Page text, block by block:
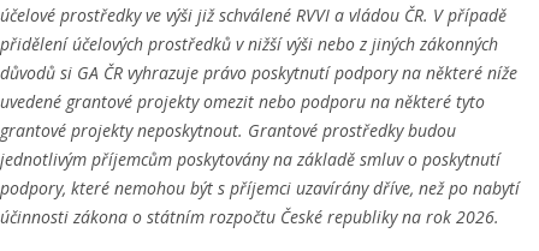
účelové prostředky ve výši již schválené RVVI a vládou ČR. V případě
přidělení účelových prostředků v nižší výši nebo z jiných zákonných
důvodů si GA ČR vyhrazuje právo poskytnutí podpory na některé níže
uvedené grantové projekty omezit nebo podporu na některé tyto
grantové projekty neposkytnout. Grantové prostředky budou
jednotlivým příjemcům poskytovány na základě smluv o poskytnutí
podpory, které nemohou být s příjemci uzavírány dříve, než po nabytí
účinnosti zákona o státním rozpočtu České republiky na rok 2026.